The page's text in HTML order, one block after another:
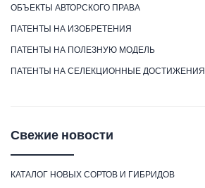
ОБЪЕКТЫ АВТОРСКОГО ПРАВА
ПАТЕНТЫ НА ИЗОБРЕТЕНИЯ
ПАТЕНТЫ НА ПОЛЕЗНУЮ МОДЕЛЬ
ПАТЕНТЫ НА СЕЛЕКЦИОННЫЕ ДОСТИЖЕНИЯ
Свежие новости
КАТАЛОГ НОВЫХ СОРТОВ И ГИБРИДОВ